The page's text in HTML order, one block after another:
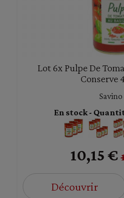
Lot 6x Pulpe De
Conserve
Savino
En stock -
10,15 €
Découvrir